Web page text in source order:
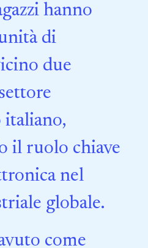
hanno
di
due
il ruolo chiave
nel
globale.
come